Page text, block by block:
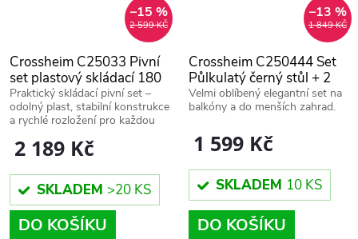
2 599 KČ
–15 %
Crossheim C25033 Pivní
set plastový skládací 180
cm černá
2 189 Kč
SKLADEM >20 KS
DO KOŠÍKU
Praktický skládací pivní set –
odolný plast, stabilní konstrukce
a rychlé rozložení pro každou
1 849 KČ
–13 %
Crossheim C250444 Set
Půlkulatý černý stůl + 2
židle PE rattan, hnědý
1 599 Kč
SKLADEM 10 KS
DO KOŠÍKU
Velmi oblíbený elegantní set na
balkóny a do menších zahrad.